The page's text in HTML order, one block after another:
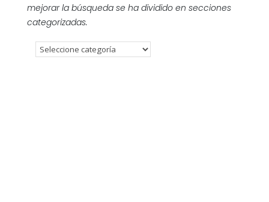
mejorar la búsqueda se ha dividido en secciones
categorizadas.